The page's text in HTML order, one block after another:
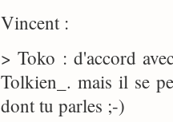
Vincent :
> Toko : d'accord
Tolkien_. mais il se
dont tu parles ;-)